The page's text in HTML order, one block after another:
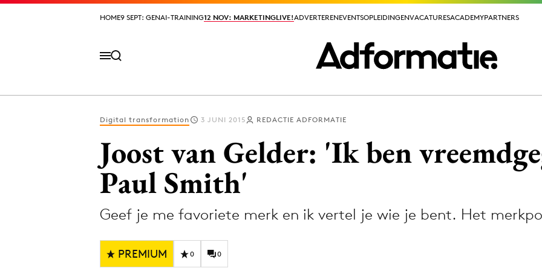
HOME9 SEPT: GENAI-TRAINING12 NOV: MARKETINGLIVE!ADVERTERENEVENTSOPLEIDINGENVACATURESACADEMYPARTNERS
HOME9 SEPT: GENAI-TRAINING12 NOV: MARKETINGLIVE!ADVERTERENEVENTSOPLEIDINGENVACATURESACADEMYPARTNERS
Design
Diversiteit
Media
Digital transformation 3 JUNI 2015 REDACTIE ADFORMATIE
Joost van Gelder: 'Ik ben
Paul Smith'
Geef je me favoriete merk en ik vertel je wie je bent. Het
PREMIUM 0 0